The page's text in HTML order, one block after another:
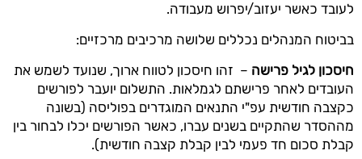
לעובד כאשר יעזוב/יפרוש מעבודה.
בביטוח המנהלים נכללים שלושה מרכיבים מרכזיים:
חיסכון לגיל פרישה – ​ זהו חיסכון לטווח ארוך, שנועד לשמש את
העובדים לאחר פרישתם לגמלאות. התשלום יועבר לפורשים
כקצבה חודשית עפ"י התנאים המוגדרים בפוליסה (בשונה
מההסדר שהתקיים בשנים עברו, כאשר הפורשים יכלו לבחור בין
קבלת סכום חד פעמי לבין קבלת קצבה חודשית).